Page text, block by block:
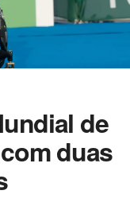
de
duas